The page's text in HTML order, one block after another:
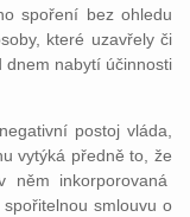
spoření bez ohledu
které uzavřely či
dnem nabytí účinnosti
postoj vláda,
vytýká předně to, že
inkorporovaná
smlouvu o